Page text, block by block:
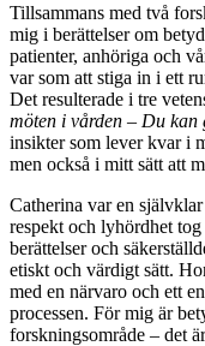
Tillsammans med två
mig i berättelser om
patienter, anhöriga och
var som att stiga in i ett
Det resulterade i tre
möten i vården – Du kan
insikter som lever kvar i
men också i mitt sätt att
Catherina var en
respekt och lyhördhet
berättelser och
etiskt och värdigt sätt.
med en närvaro och ett
processen. För mig är
forskningsområde – det